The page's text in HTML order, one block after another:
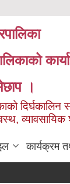
।
दिर्घकालिन
कार्यक्रम